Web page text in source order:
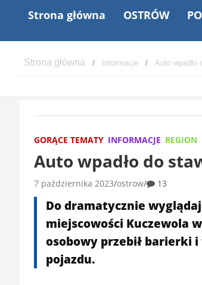
Strona główna OSTRÓW
Informacje Auto
GORĄCE TEMATY INFORMACJE REGION
Auto wpadło do
7 października 2023 ostrow 13
Do dramatycznie
miejscowości Kuczewola
osobowy przebił barierki
pojazdu.